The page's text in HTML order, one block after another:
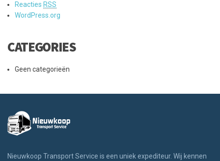
Reacties RSS
WordPress.org
CATEGORIES
Geen categorieën
Nieuwkoop Transport Service is een uniek expediteur. Wij kennen